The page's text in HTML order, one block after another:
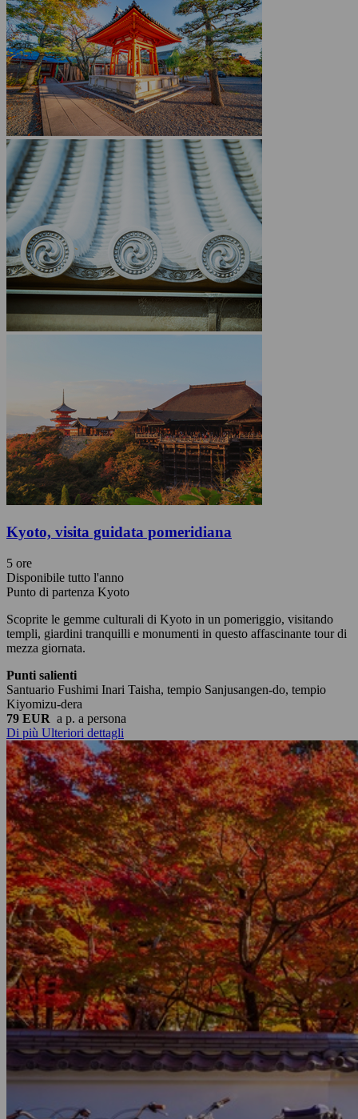
Kyoto, visita guidata pomeridiana
5 ore
Disponibile tutto l'anno
Punto di partenza Kyoto
Scoprite le gemme culturali di Kyoto in un pomeriggio, visitando
templi, giardini tranquilli e monumenti in questo affascinante tour di
mezza giornata.
Punti salienti
Santuario Fushimi Inari Taisha, tempio Sanjusangen-do, tempio
Kiyomizu-dera
79 EUR a p. a persona
Di più Ulteriori dettagli